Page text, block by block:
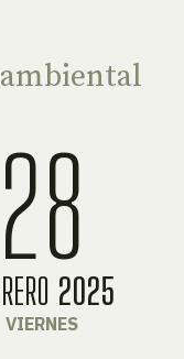
28
2025
VIERNES